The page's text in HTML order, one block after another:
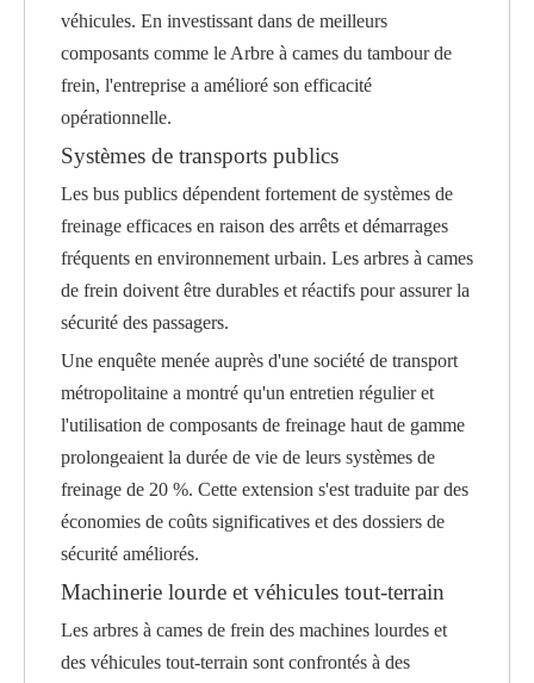
véhicules. En investissant dans de meilleurs
composants comme le Arbre à cames du tambour de
frein, l'entreprise a amélioré son efficacité
opérationnelle.
Systèmes de transports publics
Les bus publics dépendent fortement de systèmes de
freinage efficaces en raison des arrêts et démarrages
fréquents en environnement urbain. Les arbres à cames
de frein doivent être durables et réactifs pour assurer la
sécurité des passagers.
Une enquête menée auprès d'une société de transport
métropolitaine a montré qu'un entretien régulier et
l'utilisation de composants de freinage haut de gamme
prolongeaient la durée de vie de leurs systèmes de
freinage de 20 %. Cette extension s'est traduite par des
économies de coûts significatives et des dossiers de
sécurité améliorés.
Machinerie lourde et véhicules tout-terrain
Les arbres à cames de frein des machines lourdes et
des véhicules tout-terrain sont confrontés à des